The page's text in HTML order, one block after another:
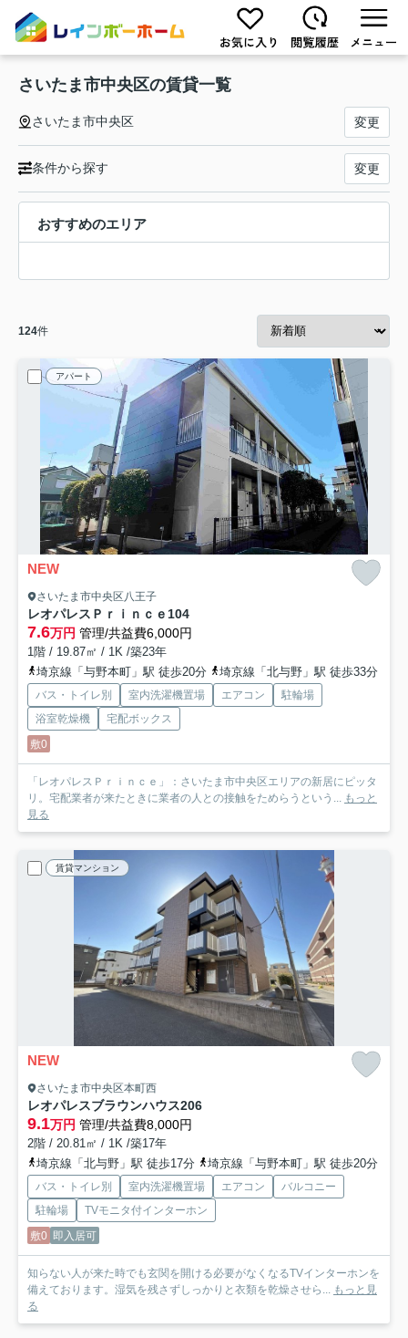
さいたま市中央区の賃貸一覧
さいたま市中央区 変更
条件から探す 変更
おすすめのエリア
124件
アパート
NEW
さいたま市中央区八王子
レオパレスＰｒｉｎｃｅ 104
7.6万円 管理/共益費6,000円
1階 / 19.87㎡ / 1K /築23年
埼京線「与野本町」駅 徒歩20分
埼京線「北与野」駅 徒歩33分
バス・トイレ別 室内洗濯機置場 エアコン
駐輪場
浴室乾燥機
宅配ボックス
敷0
「レオパレスＰｒｉｎｃｅ」：さいたま市中央区エリアの新居にピッタ
リ。宅配業者が来たときに業者の人との接触をためらうという...
もっと
見る
賃貸マンション
NEW
さいたま市中央区本町西
レオパレスブラウンハウス206
9.1万円 管理/共益費8,000円
2階 / 20.81㎡ / 1K /築17年
埼京線「北与野」駅 徒歩17分
埼京線「与野本町」駅 徒歩20分
バス・トイレ別 室内洗濯機置場 エアコン
バルコニー
駐輪場
TVモニタ付インターホン
敷0 即入居可
知らない人が来た時でも玄関を開ける必要がなくなるTVインターホンを
備えております。湿気を残さずしっかりと衣類を乾燥させら...
もっと見
る